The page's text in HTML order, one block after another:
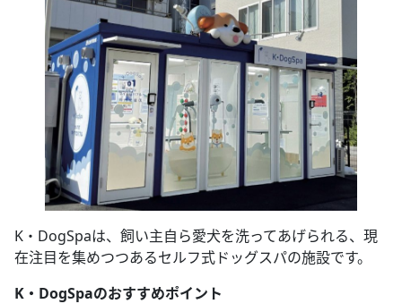
K・DogSpaは、飼い主自ら愛犬を洗ってあげられる、現
在注目を集めつつあるセルフ式ドッグスパの施設です。
K・DogSpaのおすすめポイント